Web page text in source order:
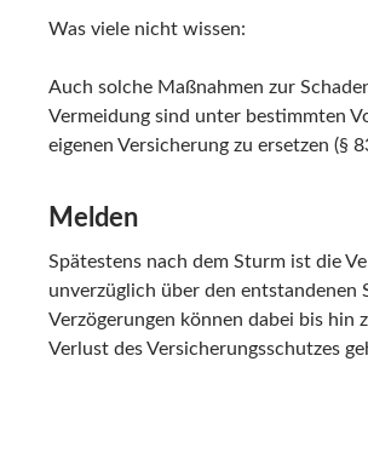
Was viele nicht wissen:
Auch solche Maßnahmen zur
Vermeidung sind unter bestimmten
eigenen Versicherung zu ersetzen (§
Melden
Spätestens nach dem Sturm ist die
unverzüglich über den entstandenen
Verzögerungen können dabei bis hin
Verlust des Versicherungsschutzes